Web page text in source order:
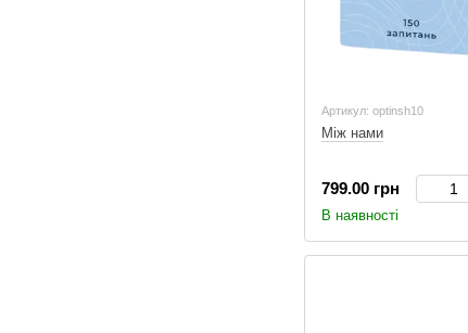
Артикул: optinsh10
Між нами
799.00 грн
В наявності